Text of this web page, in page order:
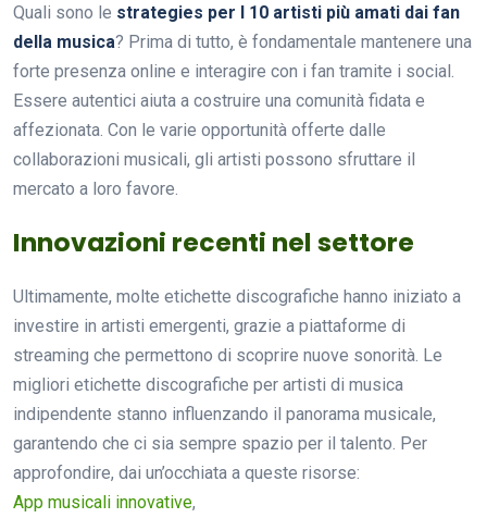
Quali sono le strategies per I 10 artisti più amati dai fan
della musica? Prima di tutto, è fondamentale mantenere una
forte presenza online e interagire con i fan tramite i social.
Essere autentici aiuta a costruire una comunità fidata e
affezionata. Con le varie opportunità offerte dalle
collaborazioni musicali, gli artisti possono sfruttare il
mercato a loro favore.
Innovazioni recenti nel settore
Ultimamente, molte etichette discografiche hanno iniziato a
investire in artisti emergenti, grazie a piattaforme di
streaming che permettono di scoprire nuove sonorità. Le
migliori etichette discografiche per artisti di musica
indipendente stanno influenzando il panorama musicale,
garantendo che ci sia sempre spazio per il talento. Per
approfondire, dai un’occhiata a queste risorse:
App musicali innovative,